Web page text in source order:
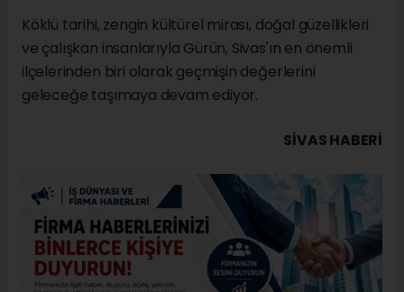
Köklü tarihi, zengin kültürel mirası, doğal güzellikleri
ve çalışkan insanlarıyla Gürün, Sivas'ın en önemli
ilçelerinden biri olarak geçmişin değerlerini
geleceğe taşımaya devam ediyor.
SIVAS HABERİ